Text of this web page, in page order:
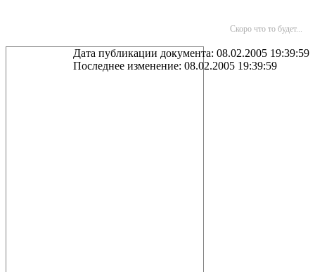
Скоро что то будет...
Дата публикации документа: 08.02.2005 19:39:59
Последнее изменение: 08.02.2005 19:39:59